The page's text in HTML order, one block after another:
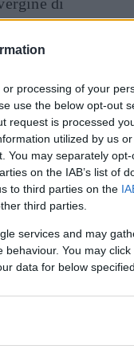
processing of your
use the below opt-out
request is processed
utilized by us
You may separately
on the IAB’s list of
to third parties on the
third parties.
services and may
You may
data for below
il pepe e
di
la
gradi per